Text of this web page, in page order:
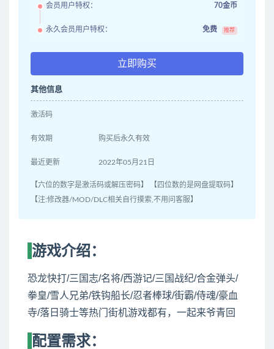
会员用户特权： 70金币
永久会员用户特权： 免费 推荐
立即购买
其他信息
激活码
有效期 购买后永久有效
最近更新 2022年05月21日
【六位的数字是激活码或解压密码】 【四位数的是网盘提取码】
【注:修改器/MOD/DLC相关自行摸索,不用问客服】
游戏介绍：
恐龙快打/三国志/名将/西游记/三国战纪/合金弹头/
拳皇/雪人兄弟/铁钩船长/忍者棒球/街霸/侍魂/豪血
寺/落日骑士等热门街机游戏都有，一起来爷青回
配置需求：